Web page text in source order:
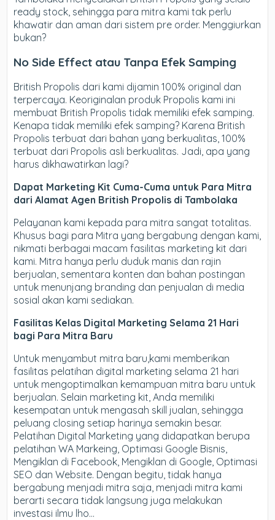
ready stock, sehingga para mitra kami tak perlu
khawatir dan aman dari sistem pre order. Menggiurkan
bukan?
No Side Effect atau Tanpa Efek Samping
British Propolis dari kami dijamin 100% original dan
terpercaya. Keoriginalan produk Propolis kami ini
membuat British Propolis tidak memiliki efek samping.
Kenapa tidak memiliki efek samping? Karena British
Propolis terbuat dari bahan yang berkualitas, 100%
terbuat dari Propolis asli berkualitas. Jadi, apa yang
harus dikhawatirkan lagi?
Dapat Marketing Kit Cuma-Cuma untuk Para Mitra
dari Alamat Agen British Propolis di Tambolaka
Pelayanan kami kepada para mitra sangat totalitas.
Khusus bagi para Mitra yang bergabung dengan kami,
nikmati berbagai macam fasilitas marketing kit dari
kami. Mitra hanya perlu duduk manis dan rajin
berjualan, sementara konten dan bahan postingan
untuk menunjang branding dan penjualan di media
sosial akan kami sediakan.
Fasilitas Kelas Digital Marketing Selama 21 Hari
bagi Para Mitra Baru
Untuk menyambut mitra baru,kami memberikan
fasilitas pelatihan digital marketing selama 21 hari
untuk mengoptimalkan kemampuan mitra baru untuk
berjualan. Selain marketing kit, Anda memiliki
kesempatan untuk mengasah skill jualan, sehingga
peluang closing setiap harinya semakin besar.
Pelatihan Digital Marketing yang didapatkan berupa
pelatihan WA Markeing, Optimasi Google Bisnis,
Mengiklan di Facebook, Mengiklan di Google, Optimasi
SEO dan Website. Dengan begitu, tidak hanya
bergabung menjadi mitra saja, menjadi mitra kami
berarti secara tidak langsung juga melakukan
investasi ilmu lho…